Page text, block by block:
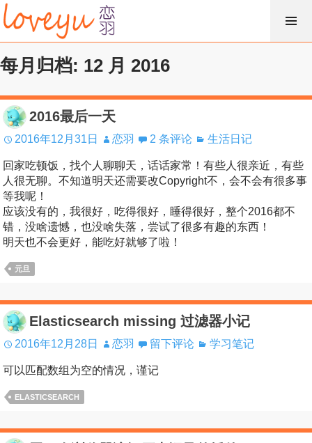
跳
过
内
容
每月归档: 12 月 2016
2016最后一天
2016年12月31日 恋羽 2 条评论 生活日记
回家吃顿饭，找个人聊聊天，话话家常！有些人很亲近，有些
人很无聊。不知道明天还需要改Copyright不，会不会有很多事
等我呢！
应该没有的，我很好，吃得很好，睡得很好，整个2016都不
错，没啥遗憾，也没啥失落，尝试了很多有趣的东西！
明天也不会更好，能吃好就够了啦！
元旦
Elasticsearch missing 过滤器小记
2016年12月28日 恋羽 留下评论 学习笔记
可以匹配数组为空的情况，谨记
ELASTICSEARCH